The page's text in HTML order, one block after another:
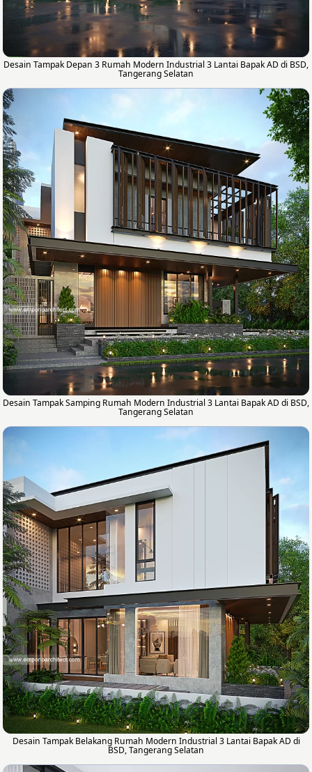
Desain Tampak Depan 3 Rumah Modern Industrial 3 Lantai Bapak AD di BSD,
Tangerang Selatan
Desain Tampak Samping Rumah Modern Industrial 3 Lantai Bapak AD di BSD,
Tangerang Selatan
Desain Tampak Belakang Rumah Modern Industrial 3 Lantai Bapak AD di
BSD, Tangerang Selatan